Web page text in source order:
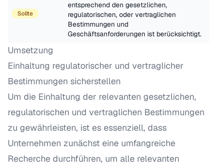
Sollte
entsprechend den gesetzlichen,
regulatorischen, oder vertraglichen
Bestimmungen und
Geschäftsanforderungen ist berücksichtigt.
Umsetzung
Einhaltung regulatorischer und vertraglicher
Bestimmungen sicherstellen
Um die Einhaltung der relevanten gesetzlichen,
regulatorischen und vertraglichen Bestimmungen
zu gewährleisten, ist es essenziell, dass
Unternehmen zunächst eine umfangreiche
Recherche durchführen, um alle relevanten